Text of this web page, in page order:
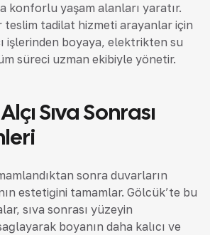
konforlu yaşam alanları yaratır.
teslim tadilat hizmeti arayanlar için
işlerinden boyaya, elektrikten su
süreci uzman ekibiyle yönetir.
Sıva Sonrası
sonra duvarların
estetiğini tamamlar. Gölcük’te bu
sıva sonrası yüzeyin
boyanın daha kalıcı ve